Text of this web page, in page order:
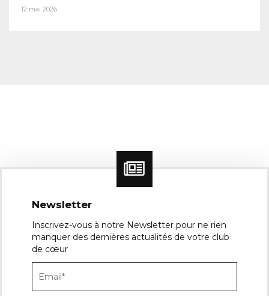
12 mai 2026
Newsletter
Inscrivez-vous à notre Newsletter pour ne rien
manquer des dernières actualités de votre club
de cœur